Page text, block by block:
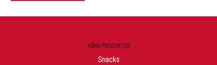
VÅRA PRODUKTER
Snacks